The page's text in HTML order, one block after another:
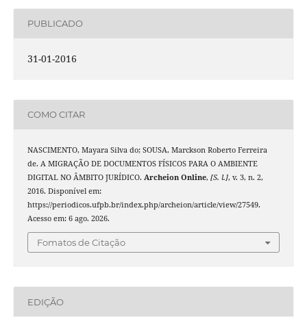
PUBLICADO
31-01-2016
COMO CITAR
NASCIMENTO, Mayara Silva do; SOUSA, Marckson Roberto Ferreira
de. A MIGRAÇÃO DE DOCUMENTOS FÍSICOS PARA O AMBIENTE
DIGITAL NO ÂMBITO JURÍDICO. Archeion Online, [S. l.], v. 3, n. 2,
2016. Disponível em:
https://periodicos.ufpb.br/index.php/archeion/article/view/27549.
Acesso em: 6 ago. 2026.
Fomatos de Citação
EDIÇÃO